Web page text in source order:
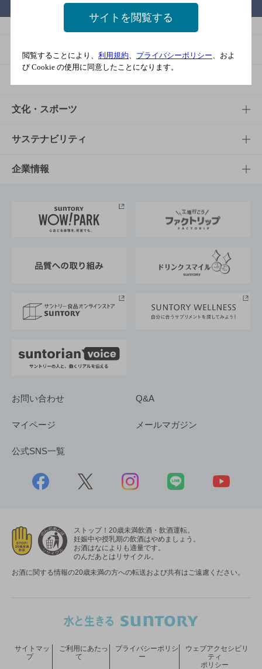
商品
商品一覧
商品発売情報
栄養成分一覧
知る・楽しむTOP
キャンペーン
工場見学
地域情報
文化・スポーツ
文化・スポーツTOP
サントリーホール
サントリーサンバーズ大阪
サステナビリティ
サステナビリティTOP
サントリーが考えるサステナビリティ経営
企業情報
企業概要
採用情報
お問い合わせ Q&A
マイページ メールマガジン
公式SNS一覧
ストップ！20歳未満飲酒・飲酒運転。
妊娠中や授乳期の飲酒はやめましょう。
お酒はなによりも適量です。
のんだあとはリサイクル。
お酒に関する情報の20歳未満の方への転送および共有はご遠慮ください。
サイトマッ
プ
ご利用にあたっ
て
プライバシーポリシ
ー
ウェブアクセシビリ
ティ
ポリシー
サイトを閲覧する
閲覧することにより、 利用規約、 プライバシーポリシー、およ
び Cookie の使用に同意したことになります。